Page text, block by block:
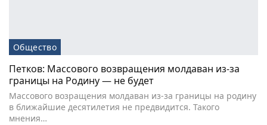
Общество
Петков: Массового возвращения молдаван из-за
границы на Родину — не будет
Массового возращения молдаван из-за границы на родину
в ближайшие десятилетия не предвидится. Такого
мнения…